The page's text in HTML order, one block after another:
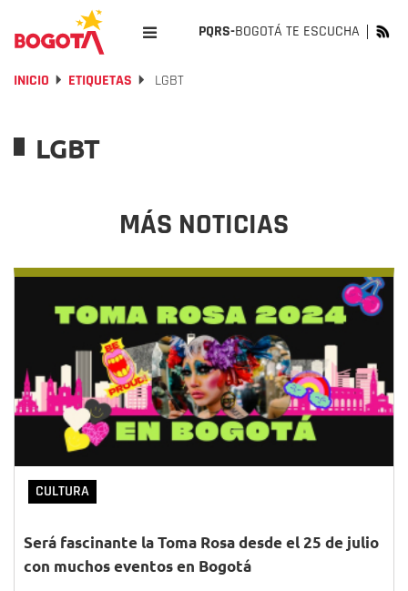
PQRS-BOGOTÁ TE ESCUCHA
INICIO ETIQUETAS LGBT
LGBT
MÁS NOTICIAS
CULTURA
Será fascinante la Toma Rosa desde el 25 de julio
con muchos eventos en Bogotá